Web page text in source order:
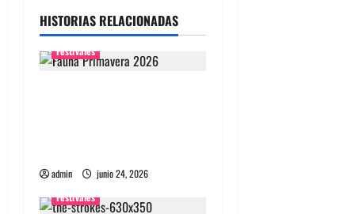
a
c
d
HISTORIAS RELACIONADAS
Festivales
admin
junio 24, 2026
Festivales